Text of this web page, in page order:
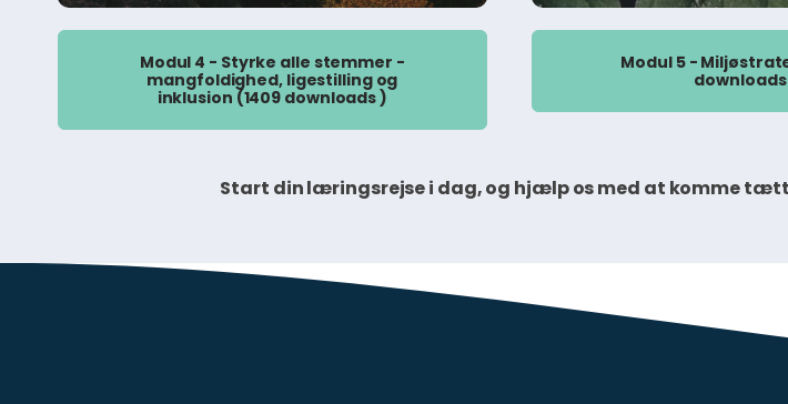
Modul 4 - Styrke alle stemmer -
mangfoldighed, ligestilling og
inklusion (1409 downloads )
Modul 5 -
downloads
Start din læringsrejse i dag, og hjælp os med at komme